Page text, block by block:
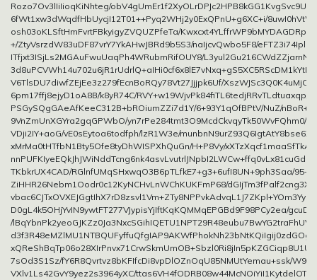
Rozo7Ov3lIiIioqKiNhteg/
6fWt1xw3dWqdfHbUycjI12T01++Pyq2WHj2y0ExQPnU+g6XC+i/
osh03oKLSftHmFvrtFBkyigyZVQUZPfeTa/
+/ZtyVsrzdW83uDF87vrY7YkAHwJBRd9b5S3/naIjcvQwbo5F8/
ITfjxt3ISjLs2MGAuFwuUaqPh4WRubmRifOUY8/
V6TlsDU7diwfZEjEe3z279fEcnBoRQy78Vt27Jjjpk6Uf/
6pm17ffj8ejyD1oA8B/k8yR74C/RVY+w19WjvPk84fiTL6tedjRRvTLdtuaxqp/
PSGySQgGAeAfKeeC312B+bROiumZZi7d1Y/6+93Y1qOfBPtV/NuZ/
9VnZmUnXGYra2gqGPWbO/yn7rPe284tmt3O9McdCkvqyTk50WvFQhm0/
VDji2IY+aoG/vE0sEytoa6todfph/lzR1W3e/
xMrMa0tHTfbN1Bty5Ofe8tyDhWISPXhQuGn/H+P8Vy/
TKbkrUX4CAD/RGlnfUMqSHxwqO3B6pTLfkE7+g3+6ufI8UN+9ph3Saa/
ZiHHR26Nebm1Oodr0c12KyNCHvLnWChKUKFmP68/
D0gL4k5OHjYvIN9ywtFT277VJypisYjIftKqKQMMqEPGBd9F98PCy2ea/
/
7sOd3S1Sz/fY6R8Qvrtvz8bKFIfcDi8vpDlOZnOqU85NMUtYemau+ssk/
VXlv1Ls42GvY9yez2s3964yXC/